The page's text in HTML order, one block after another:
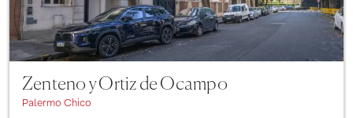
Zenteno y Ortiz de Ocampo
Palermo Chico